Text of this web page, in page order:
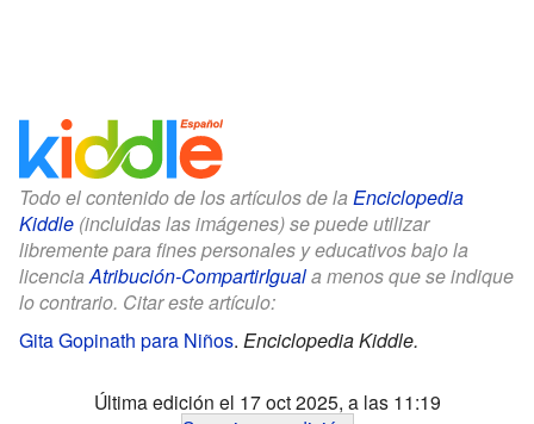
Todo el contenido de los artículos de la Enciclopedia
Kiddle (incluidas las imágenes) se puede utilizar
libremente para fines personales y educativos bajo la
licenciaAtribución-CompartirIguala menos que se indique
lo contrario. Citar este artículo:
Gita Gopinath para Niños. Enciclopedia Kiddle.
Última edición el 17 oct 2025, a las 11:19